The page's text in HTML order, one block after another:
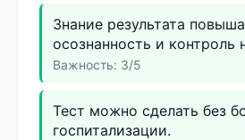
Знание результата
осознанность и контроль
Важность: 3/5
Тест можно сделать без
госпитализации.